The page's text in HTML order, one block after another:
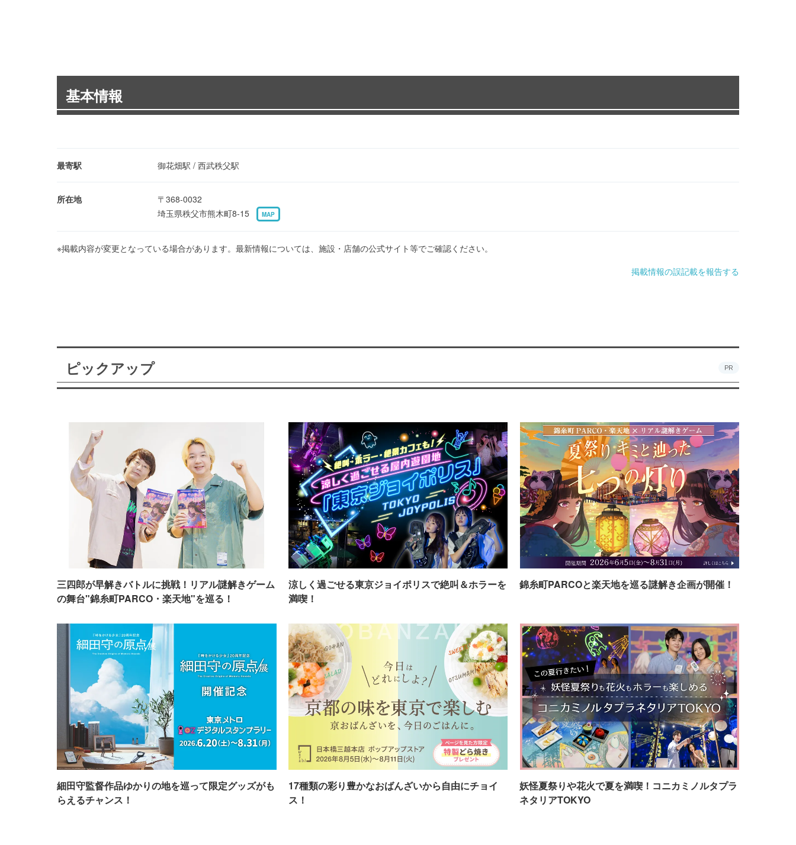
基本情報
最寄駅 御花畑駅 / 西武秩父駅
所在地
〒368-0032
埼玉県秩父市熊木町8-15
MAP
※掲載内容が変更となっている場合があります。最新情報については、施設・店舗の公式サイト等でご確認ください。
掲載情報の誤記載を報告する
ピックアップ PR
三四郎が早解きバトルに挑戦！リアル謎解きゲーム
の舞台"錦糸町PARCO・楽天地"を巡る！
涼しく過ごせる東京ジョイポリスで絶叫＆ホラーを
満喫！
錦糸町PARCOと楽天地を巡る謎解き企画が開催！
細田守監督作品ゆかりの地を巡って限定グッズがも
らえるチャンス！
17種類の彩り豊かなおばんざいから自由にチョイ
ス！
妖怪夏祭りや花火で夏を満喫！コニカミノルタプラ
ネタリアTOKYO